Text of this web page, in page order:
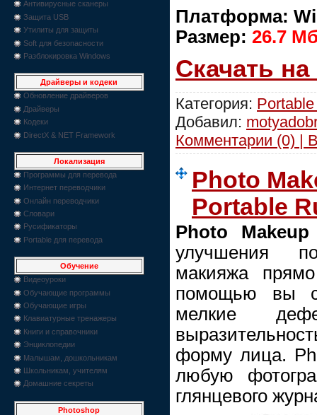
Антивирусные сканеры
Защита USB
Утилиты для защиты
Soft для безопасности
Разблокировка Windows
Драйверы и кодеки
Обновление драйверов
Драйверы
Кодеки
DirectX & NET Framework
Локализация
Программы для перевода
Интернет переводчики
Онлайн переводчики
Словари
Русификаторы
Portable для перевода
Обучение
Видеоуроки
Обучающие программы
Обучающие игры
Клавиатурные тренажеры
Книги и справочники
Энциклопедии
Малышам, дошкольникам
Школьникам, учителям
Домашние секреты
Photoshop
Платформа:
Размер: 26.7
Скачать
Категория:
Добавил:
Комментарии (0) |
Photo
Portable
Photo
улучшения
макияжа
помощью вы
мелкие
форму лица.
любую
глянцевого